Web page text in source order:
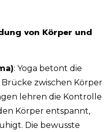
von Körper und
: Yoga betont die
zwischen Körper
lehren die Kontrolle
Körper entspannt,
Die bewusste